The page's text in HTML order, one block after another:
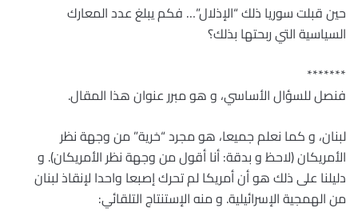
حين قبلت سوريا ذلك “الإذلال”… فكم يبلغ عدد المعارك
السياسية التي ربحتها بذلك؟
*******
فنصل للسؤال الأساسي، و هو مبرر عنوان هذا المقال.
لبنان، و كما نعلم جميعا، هو مجرد “خرية” من وجهة نظر
الأمريكان (لاحظ و بدقة: أنا أقول من وجهة نظر الأمريكان). و
دليلنا على ذلك هو أن أمريكا لم تحرك إصبعا واحدا لإنقاذ لبنان
من الهمجية الإسرائيلية. و منه الإستنتاج التلقائي: